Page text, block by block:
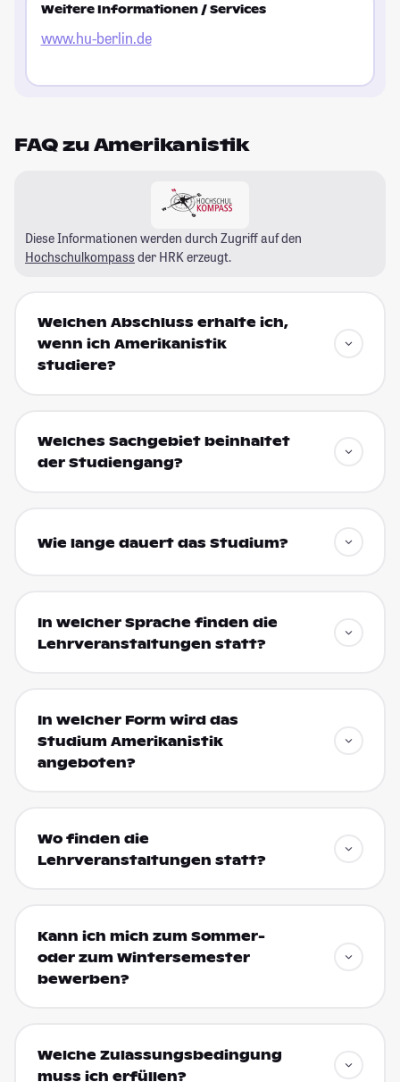
Weitere Informationen / Services
www.hu-berlin.de
FAQ zu Amerikanistik
Diese Informationen werden durch Zugriff auf den
Hochschulkompass der HRK erzeugt.
Welchen Abschluss erhalte ich,
wenn ich Amerikanistik
studiere?
Welches Sachgebiet beinhaltet
der Studiengang?
Wie lange dauert das Studium?
In welcher Sprache finden die
Lehrveranstaltungen statt?
In welcher Form wird das
Studium Amerikanistik
angeboten?
Wo finden die
Lehrveranstaltungen statt?
Kann ich mich zum Sommer-
oder zum Wintersemester
bewerben?
Welche Zulassungsbedingung
muss ich erfüllen?